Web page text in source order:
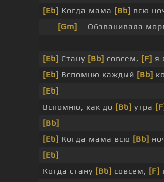
[Eb] Когда мама [Bb] всю
[Gm]
_ Обзванивала
[Eb] Стану [Bb] совсем, [F] я
[Eb] Вспомню каждый [Bb]
[Eb]
Вспомню, как до [Bb] утра
[Bb]
[Eb] Когда мама всю [Bb]
[Eb]
Когда стану [Bb] совсем, [F]